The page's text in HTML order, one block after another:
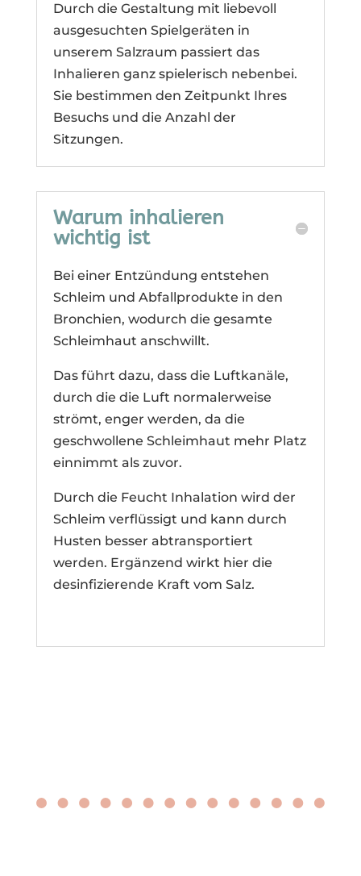
Durch die Gestaltung mit liebevoll
ausgesuchten Spielgeräten in
unserem Salzraum passiert das
Inhalieren ganz spielerisch nebenbei.
Sie bestimmen den Zeitpunkt Ihres
Besuchs und die Anzahl der
Sitzungen.
Warum inhalieren
wichtig ist
Bei einer Entzündung entstehen
Schleim und Abfallprodukte in den
Bronchien, wodurch die gesamte
Schleimhaut anschwillt.
Das führt dazu, dass die Luftkanäle,
durch die die Luft normalerweise
strömt, enger werden, da die
geschwollene Schleimhaut mehr Platz
einnimmt als zuvor.
Durch die Feucht Inhalation wird der
Schleim verflüssigt und kann durch
Husten besser abtransportiert
werden. Ergänzend wirkt hier die
desinfizierende Kraft vom Salz.